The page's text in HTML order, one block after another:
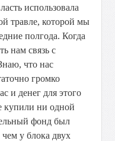
использовала
травле, которой мы
полгода. Когда
нам связь с
что нас
громко
и денег для этого
купили ни одной
фонд был
у блока двух